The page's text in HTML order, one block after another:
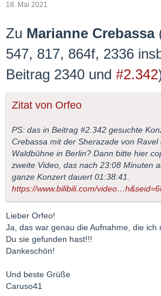
18. Mai 2021
Zu Marianne Crebassa
547, 817, 864f, 2336
Beitrag 2340 und #2.342
Zitat von Orfeo
PS: das in Beitrag #2.342 gesuchte
Crebassa mit der Sherazade von Ravel
Waldbühne in Berlin? Dann bitte hier
zweite Video, das nach 23:08 Minuten
ganze Konzert dauert 01:38:41.
https://www.bilibili.com/
Lieber Orfeo!
Ja, das war genau die Aufnahme, die ich
Du sie gefunden hast!!!
Dankeschön!
Und beste Grüße
Caruso41